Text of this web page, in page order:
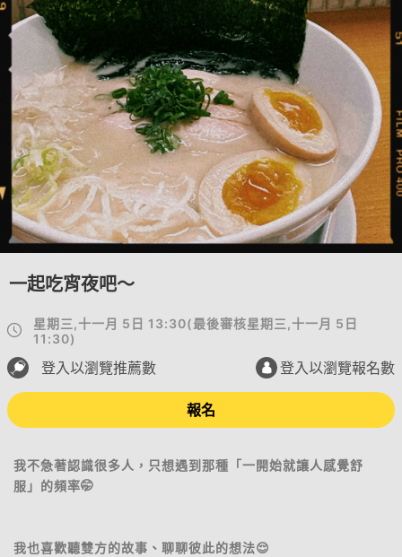
一起吃宵夜吧～
星期三,十一月 5日 13:30(最後審核星期三,十一月 5日
11:30)
登入以瀏覽推薦數 登入以瀏覽報名數
報名
我不急著認識很多人，只想遇到那種「一開始就讓人感覺舒
服」的頻率🤭
我也喜歡聽雙方的故事、聊聊彼此的想法😌